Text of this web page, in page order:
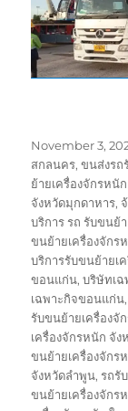
Posted
on
November 3,
สกลนคร,ขนส่งรถ
ย้ายเครื่องจักรหนั
จังหวัดมุกดาหาร,
บริการ รถ รับขนย้
ขนย้ายเครื่องจักร
บริการรับขนย้ายเ
ขอนแก่น,บริษัทเ
เฉพาะกิจขอนแก่น
รับขนย้ายเครื่องจั
เครื่องจักรหนัก จัง
ขนย้ายเครื่องจักร
จังหวัดลำพูน,รถรั
ขนย้ายเครื่องจักร